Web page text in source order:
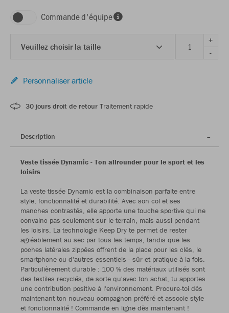
Commande d'équipe
Veuillez choisir la taille
+
-
Personnaliser article
30 jours droit de retour Traitement rapide
Description
Veste tissée Dynamic - Ton allrounder pour le sport et les
loisirs
La veste tissée Dynamic est la combinaison parfaite entre
style, fonctionnalité et durabilité. Avec son col et ses
manches contrastés, elle apporte une touche sportive qui ne
convainc pas seulement sur le terrain, mais aussi pendant
les loisirs. La technologie Keep Dry te permet de rester
agréablement au sec par tous les temps, tandis que les
poches latérales zippées offrent de la place pour les clés, le
smartphone ou d'autres essentiels - sûr et pratique à la fois.
Particulièrement durable : 100 % des matériaux utilisés sont
des textiles recyclés, de sorte qu'avec ton achat, tu apportes
une contribution positive à l'environnement. Procure-toi dès
maintenant ton nouveau compagnon préféré et associe style
et fonctionnalité ! Commande en ligne dès maintenant !